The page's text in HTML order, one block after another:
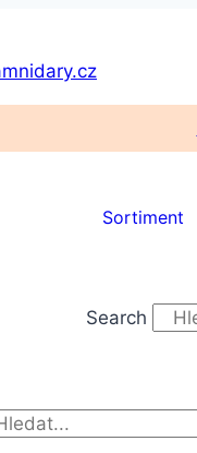
Sortiment
Search